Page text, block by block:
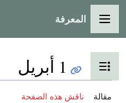
القائمة الرئيسية
المعرفة
تبديل عرض جدول المحتويات
1 أبريل
مقالة ناقش هذه الصفحة